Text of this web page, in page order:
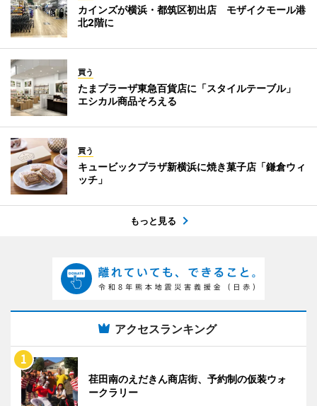
カインズが横浜・都筑区初出店 モザイクモール港
北2階に
買う
たまプラーザ東急百貨店に「スタイルテーブル」
エシカル商品そろえる
買う
キュービックプラザ新横浜に焼き菓子店「鎌倉ウィ
ッチ」
もっと見る
アクセスランキング
荏田南のえだきん商店街、予約制の仮装ウォ
ークラリー